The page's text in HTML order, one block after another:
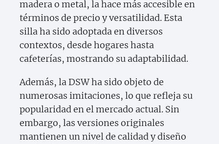
madera o metal, la hace más accesible en
términos de precio y versatilidad. Esta
silla ha sido adoptada en diversos
contextos, desde hogares hasta
cafeterías, mostrando su adaptabilidad.
Además, la DSW ha sido objeto de
numerosas imitaciones, lo que refleja su
popularidad en el mercado actual. Sin
embargo, las versiones originales
mantienen un nivel de calidad y diseño